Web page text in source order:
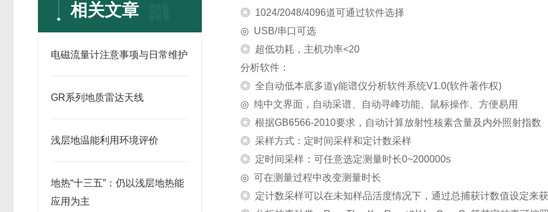
相关文章
电磁流量计注意事项与日常维护
GR系列地质雷达天线
浅层地温能利用环境评价
地热“十三五”：仍以浅层地热能
应用为主
◎ 1024/2048/4096道可通过软件选择
◎ USB/串口可选
◎ 超低功耗，主机功率<20
分析软件：
◎ 全自动低本底多道γ能谱仪分析软件系统V1.0(软件著作权)
◎ 纯中文界面，自动采谱、自动寻峰功能、鼠标操作、方便易用
◎ 根据GB6566-2010要求，自动计算放射性核素含量及内外照射指数
◎ 采样方式：定时间采样和定计数采样
◎ 定时间采样：可任意选定测量时长0~200000s
◎ 可在测量过程中改变测量时长
◎ 定计数采样可以在未知样品活度情况下，通过总捕获计数值设定来